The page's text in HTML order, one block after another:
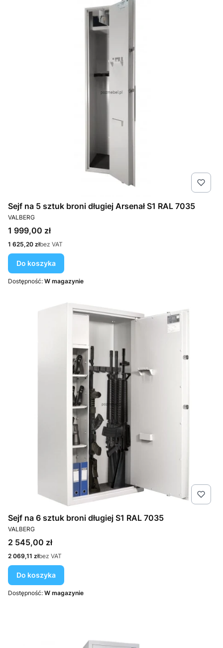
Sejf na 5 sztuk broni długiej Arsenał S1 RAL 7035
PRODUCENT
VALBERG
Cena
1 999,00 zł
Cena
1 625,20 złbez VAT
Do koszyka
Dostępność: W magazynie
Sejf na 6 sztuk broni długiej S1 RAL 7035
PRODUCENT
VALBERG
Cena
2 545,00 zł
Cena
2 069,11 złbez VAT
Do koszyka
Dostępność: W magazynie